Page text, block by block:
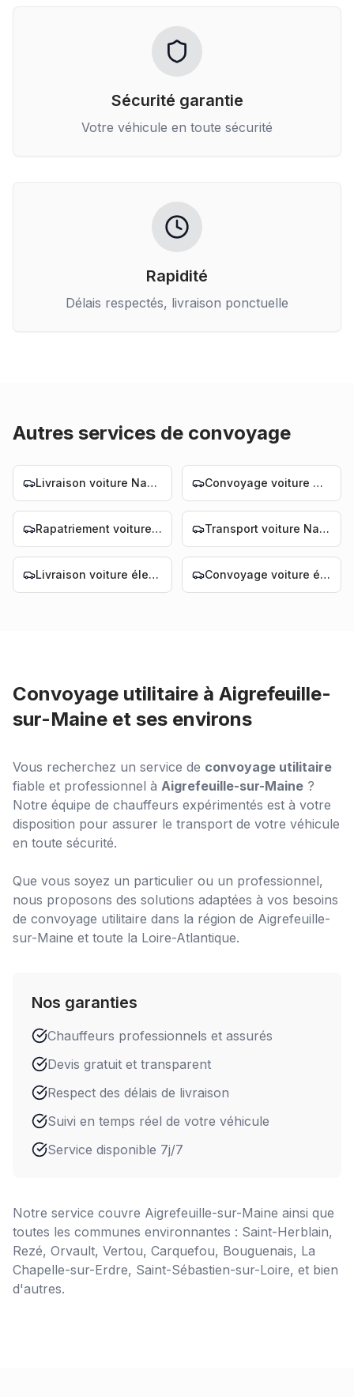
Sécurité garantie
Votre véhicule en toute sécurité
Rapidité
Délais respectés, livraison ponctuelle
Autres services de convoyage
Livraison voiture Nantes Convoyage voiture Nantes
Rapatriement voiture Nantes Transport voiture Nantes
Livraison voiture électrique Nantes Convoyage voiture électrique Nantes
Convoyage utilitaire à Aigrefeuille-
sur-Maine et ses environs
Vous recherchez un service de convoyage utilitaire
fiable et professionnel à Aigrefeuille-sur-Maine ?
Notre équipe de chauffeurs expérimentés est à votre
disposition pour assurer le transport de votre véhicule
en toute sécurité.
Que vous soyez un particulier ou un professionnel,
nous proposons des solutions adaptées à vos besoins
de convoyage utilitaire dans la région de Aigrefeuille-
sur-Maine et toute la Loire-Atlantique.
Nos garanties
Chauffeurs professionnels et assurés
Devis gratuit et transparent
Respect des délais de livraison
Suivi en temps réel de votre véhicule
Service disponible 7j/7
Notre service couvre Aigrefeuille-sur-Maine ainsi que
toutes les communes environnantes : Saint-Herblain,
Rezé, Orvault, Vertou, Carquefou, Bouguenais, La
Chapelle-sur-Erdre, Saint-Sébastien-sur-Loire, et bien
d'autres.